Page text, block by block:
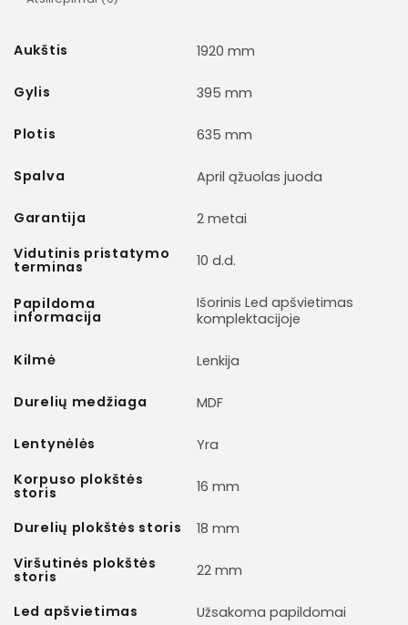
Aukštis 1920 mm
Gylis 395 mm
Plotis 635 mm
Spalva April ąžuolas juoda
Garantija
2 metai
Vidutinis pristatymo
terminas 10 d.d.
Papildoma
informacija
Išorinis Led apšvietimas
komplektacijoje
Kilmė Lenkija
Durelių medžiaga MDF
Lentynėlės
Yra
Korpuso plokštės
storis 16 mm
Durelių plokštės storis
18 mm
Viršutinės plokštės
storis 22 mm
Led apšvietimas Užsakoma papildomai